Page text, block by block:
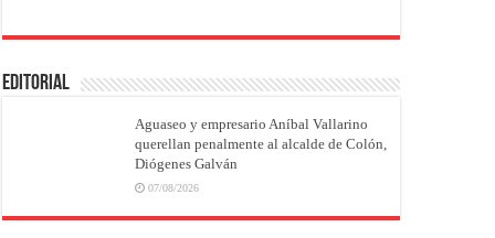
EDITORIAL
Aguaseo y empresario Aníbal Vallarino
querellan penalmente al alcalde de Colón,
Diógenes Galván
07/08/2026